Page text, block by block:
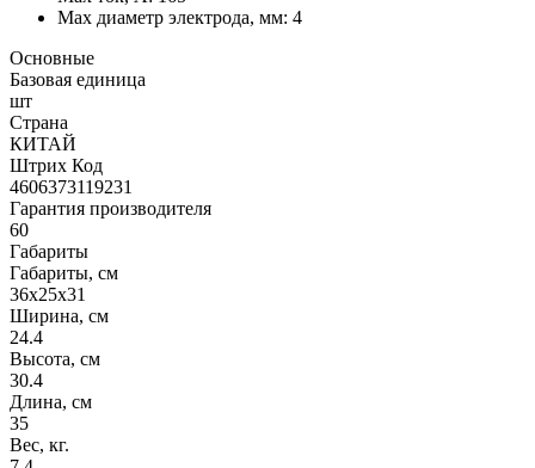
Мах диаметр электрода, мм: 4
Основные
Базовая единица
шт
Страна
КИТАЙ
Штрих Код
4606373119231
Гарантия производителя
60
Габариты
Габариты, см
36x25x31
Ширина, см
24.4
Высота, см
30.4
Длина, см
35
Вес, кг.